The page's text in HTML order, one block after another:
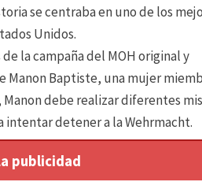
se centraba en uno de los
Unidos.
la campaña del MOH original y
Manon Baptiste, una mujer
debe realizar diferentes
intentar detener a la Wehrmacht.
publicidad